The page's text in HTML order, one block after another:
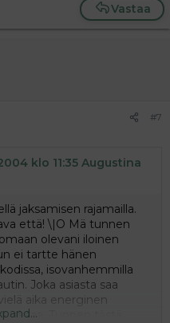
Vastaa
#7
klo 11:35 Augustina
jaksamisen rajamailla.
että! \|O Mä tunnen
olevani iloinen
ei tartte hänen
isovanhemmilla
Joka asiasta saa
aika energinen
jaksaa. Tunnen tästä